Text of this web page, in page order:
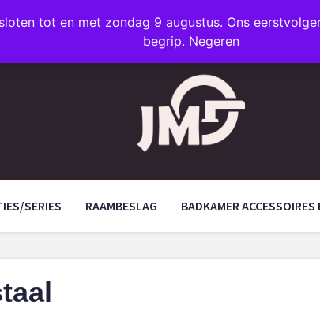
tot en met zondag 9 augustus. Ons
begrip. Negeren
SERIES RAAMBESLAG BADKAMER ACCESSOIRES